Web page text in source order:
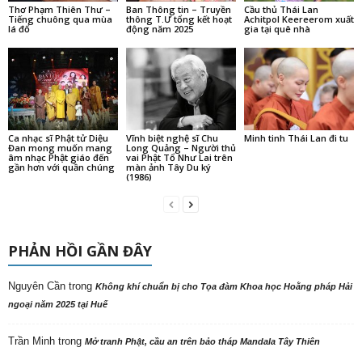
Thơ Phạm Thiên Thư –
Tiếng chuông qua mùa
lá đổ
Ban Thông tin – Truyền
thông T.Ư tổng kết hoạt
động năm 2025
Cầu thủ Thái Lan
Achitpol Keereerom xuất
gia tại quê nhà
Ca nhạc sĩ Phật tử Diệu
Đan mong muốn mang
âm nhạc Phật giáo đến
gần hơn với quần chúng
Vĩnh biệt nghệ sĩ Chu
Long Quảng – Người thủ
vai Phật Tổ Như Lai trên
màn ảnh Tây Du ký
(1986)
Minh tinh Thái Lan đi tu
PHẢN HỒI GẦN ĐÂY
Nguyên Cần trong Không khí chuẩn bị cho Tọa đàm Khoa học Hoằng pháp Hải
ngoại năm 2025 tại Huế
Trần Minh trong Mở tranh Phật, cầu an trên bảo tháp Mandala Tây Thiên